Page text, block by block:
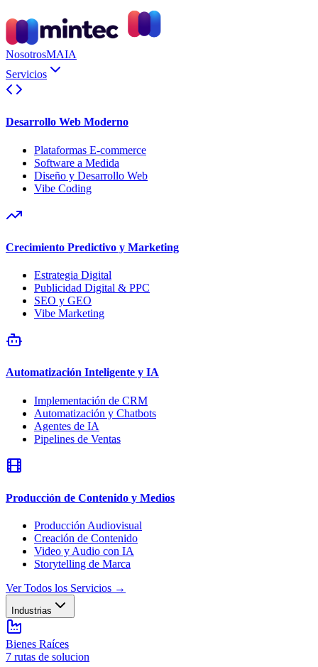
NosotrosMAIA
Servicios
Desarrollo Web Moderno
Plataformas E-commerce
Software a Medida
Diseño y Desarrollo Web
Vibe Coding
Crecimiento Predictivo y Marketing
Estrategia Digital
Publicidad Digital & PPC
SEO y GEO
Vibe Marketing
Automatización Inteligente y IA
Implementación de CRM
Automatización y Chatbots
Agentes de IA
Pipelines de Ventas
Producción de Contenido y Medios
Producción Audiovisual
Creación de Contenido
Video y Audio con IA
Storytelling de Marca
Ver Todos los Servicios →
Industrias
Bienes Raíces
7 rutas de solucion